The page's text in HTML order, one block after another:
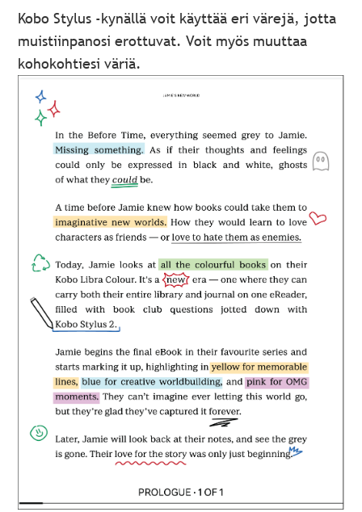
Kobo Stylus -kynällä voit käyttää eri värejä, jotta
muistiinpanosi erottuvat. Voit myös muuttaa
kohokohtiesi väriä.